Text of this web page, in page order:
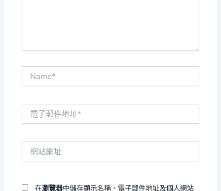
在瀏覽器中儲存顯示名稱、電子郵件地址及個人網站